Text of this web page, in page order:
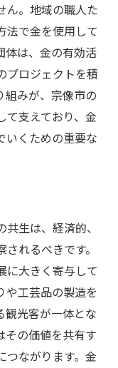
ん。地域の職人た
法で金を使用して
体は、金の有効活
プロジェクトを積
組みが、宗像市の
て支えており、金
いくための重要な
生は、経済的、
れるべきです。
に大きく寄与して
や工芸品の製造を
観光客が一体とな
その価値を共有す
つながります。金